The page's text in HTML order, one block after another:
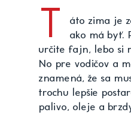
T
áto zima je
ako má byť.
určite fajn, lebo si
No pre vodičov a
znamená, že sa
trochu lepšie
palivo, oleje a